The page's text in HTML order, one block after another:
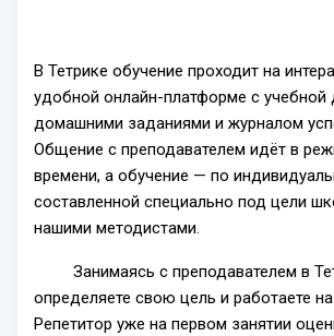
В Тетрике обучение проходит на
удобной онлайн-платформе с учебной
домашними заданиями и журналом
Общение с преподавателем идёт в
времени, а обучение — по
составленной специально под цели
нашими методистами.
Занимаясь с преподавателем в
определяете свою цель и работаете на
Репетитор уже на первом занятии